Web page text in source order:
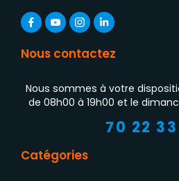
Nous contactez
Nous sommes à votre
de 08h00 à 19h00 et le
70 22
Catégories